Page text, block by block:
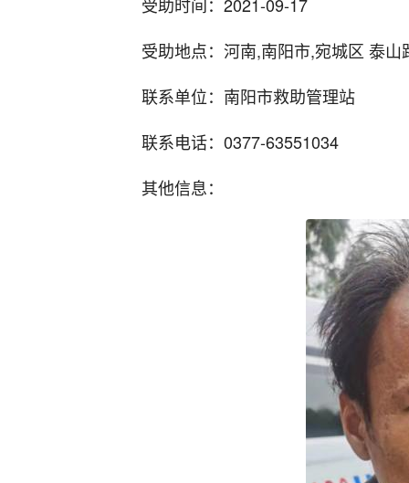
受助地点：河南,南阳市,宛城区 泰
联系单位：南阳市救助管理站
联系电话：0377-63551034
其他信息：